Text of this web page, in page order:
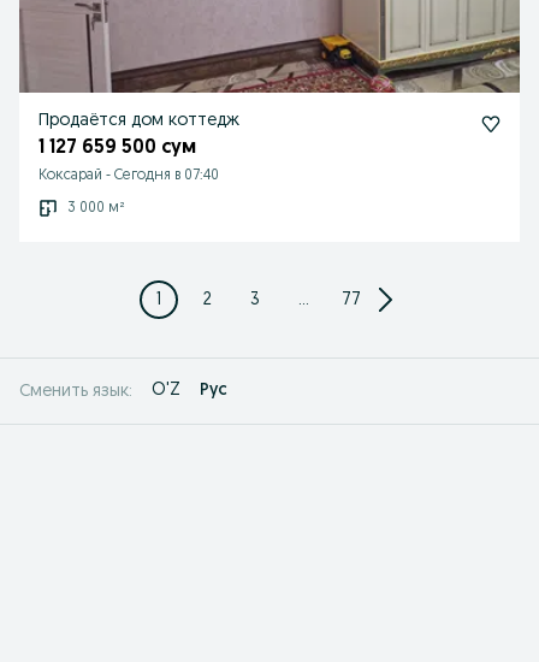
Продаётся дом коттедж
1 127 659 500 сум
Коксарай - Сегодня в 07:40
3 000 м²
1 2 3 ... 77
Сменить язык: O'Z Рус